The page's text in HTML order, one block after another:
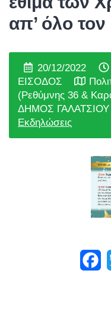
απ’ όλο
20/12/2022
ΕΙΣΟΔΟΣ
(Ρεθύμνης 36 &
ΔΗΜΟΣ ΓΑΛΑΤΣΙΟΥ
Εκδηλώσεις